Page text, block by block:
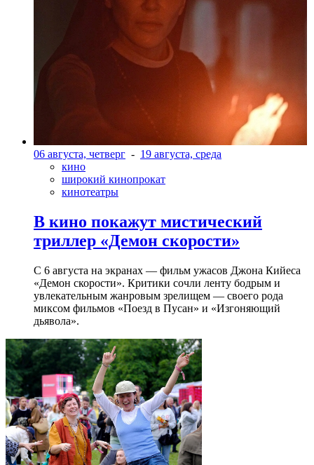
06 августа, четверг - 19 августа, среда
кино
широкий кинопрокат
кинотеатры
В кино покажут мистический
триллер «Демон скорости»
С 6 августа на экранах — фильм ужасов Джона Кийеса
«Демон скорости». Критики сочли ленту бодрым и
увлекательным жанровым зрелищeм — своего рода
миксом фильмов «Поезд в Пусан» и «Изгоняющий
дьявола».